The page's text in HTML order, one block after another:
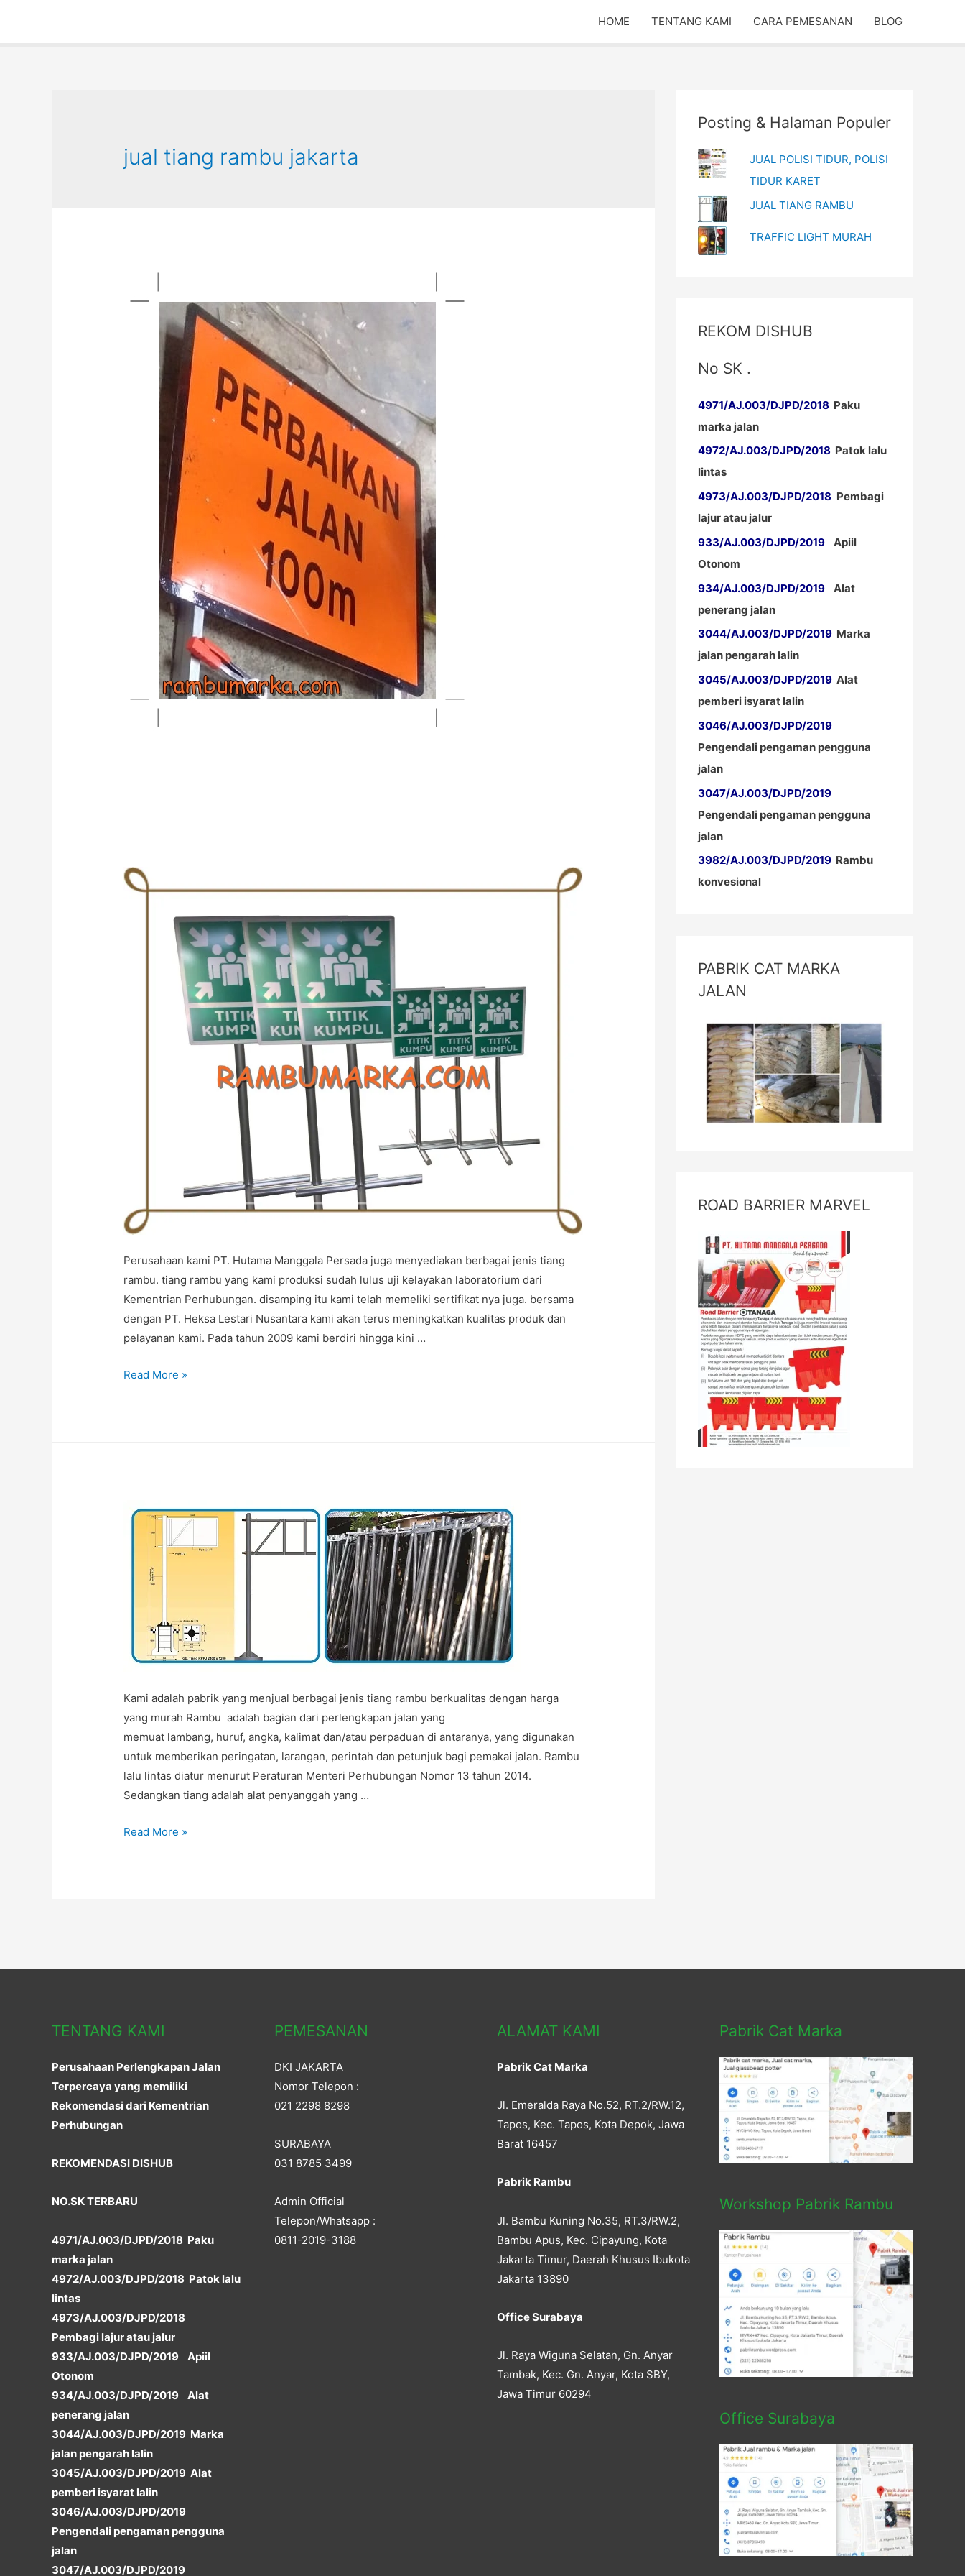
HOME TENTANG KAMI CARA PEMESANAN BLOG
jual tiang rambu jakarta
Perusahaan kami PT. Hutama Manggala Persada juga menyediakan berbagai jenis tiang
rambu. tiang rambu yang kami produksi sudah lulus uji kelayakan laboratorium dari
Kementrian Perhubungan. disamping itu kami telah memeliki sertifikat nya juga. bersama
dengan PT. Heksa Lestari Nusantara kami akan terus meningkatkan kualitas produk dan
pelayanan kami. Pada tahun 2009 kami berdiri hingga kini …
HARGA
Read More »
Kami adalah pabrik yang menjual berbagai jenis tiang rambu berkualitas dengan harga
yang murah Rambu adalah bagian dari perlengkapan jalan yang
memuat lambang, huruf, angka, kalimat dan/atau perpaduan di antaranya, yang digunakan
untuk memberikan peringatan, larangan, perintah dan petunjuk bagi pemakai jalan. Rambu
lalu lintas diatur menurut Peraturan Menteri Perhubungan Nomor 13 tahun 2014.
Sedangkan tiang adalah alat penyanggah yang …
JUAL
Read More »
Posting & Halaman Populer
JUAL POLISI TIDUR, POLISI
TIDUR KARET
JUAL TIANG RAMBU
TRAFFIC LIGHT MURAH
REKOM DISHUB
No SK .
4971/AJ.003/DJPD/2018 Paku
marka jalan
4972/AJ.003/DJPD/2018 Patok lalu
lintas
4973/AJ.003/DJPD/2018 Pembagi
lajur atau jalur
933/AJ.003/DJPD/2019 Apiil
Otonom
934/AJ.003/DJPD/2019 Alat
penerang jalan
3044/AJ.003/DJPD/2019 Marka
jalan pengarah lalin
3045/AJ.003/DJPD/2019 Alat
pemberi isyarat lalin
3046/AJ.003/DJPD/2019
Pengendali pengaman pengguna
jalan
3047/AJ.003/DJPD/2019
Pengendali pengaman pengguna
jalan
3982/AJ.003/DJPD/2019 Rambu
konvesional
PABRIK CAT MARKA
JALAN
ROAD BARRIER MARVEL
TENTANG KAMI
Perusahaan Perlengkapan Jalan
Terpercaya yang memiliki
Rekomendasi dari Kementrian
Perhubungan
REKOMENDASI DISHUB
NO.SK TERBARU
4971/AJ.003/DJPD/2018 Paku
marka jalan
4972/AJ.003/DJPD/2018 Patok lalu
lintas
4973/AJ.003/DJPD/2018
Pembagi lajur atau jalur
933/AJ.003/DJPD/2019 Apiil
Otonom
934/AJ.003/DJPD/2019 Alat
penerang jalan
3044/AJ.003/DJPD/2019 Marka
jalan pengarah lalin
3045/AJ.003/DJPD/2019 Alat
pemberi isyarat lalin
3046/AJ.003/DJPD/2019
Pengendali pengaman pengguna
jalan
3047/AJ.003/DJPD/2019
PEMESANAN
DKI JAKARTA
Nomor Telepon :
021 2298 8298
SURABAYA
031 8785 3499
Admin Official
Telepon/Whatsapp :
0811-2019-3188
ALAMAT KAMI
Pabrik Cat Marka
Jl. Emeralda Raya No.52, RT.2/RW.12,
Tapos, Kec. Tapos, Kota Depok, Jawa
Barat 16457
Pabrik Rambu
Jl. Bambu Kuning No.35, RT.3/RW.2,
Bambu Apus, Kec. Cipayung, Kota
Jakarta Timur, Daerah Khusus Ibukota
Jakarta 13890
Office Surabaya
Jl. Raya Wiguna Selatan, Gn. Anyar
Tambak, Kec. Gn. Anyar, Kota SBY,
Jawa Timur 60294
Pabrik Cat Marka
Workshop Pabrik Rambu
Office Surabaya